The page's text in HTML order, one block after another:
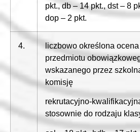
pkt., db – 14 pkt., dst – 8
dop – 2 pkt.
4.
liczbowo określona ocena
przedmiotu
wskazanego przez
komisję
rekrutacyjno-
stosownie do rodzaju